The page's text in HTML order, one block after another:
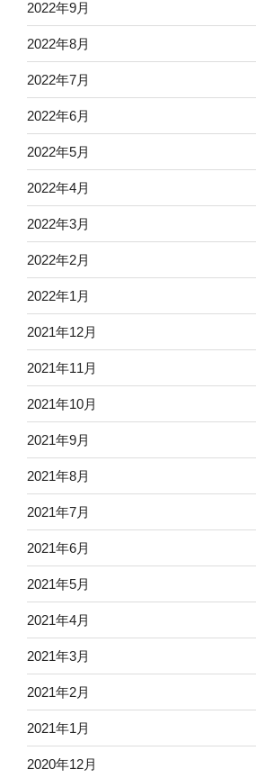
2022年9月
2022年8月
2022年7月
2022年6月
2022年5月
2022年4月
2022年3月
2022年2月
2022年1月
2021年12月
2021年11月
2021年10月
2021年9月
2021年8月
2021年7月
2021年6月
2021年5月
2021年4月
2021年3月
2021年2月
2021年1月
2020年12月